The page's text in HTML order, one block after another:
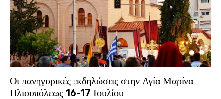
Οι πανηγυρικές εκδηλώσεις στην Αγία Μαρίνα
Ηλιουπόλεως 16-17 Ιουλίου